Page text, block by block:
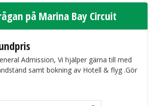
på Marina Bay Circuit
Admission, Vi hjälper gärna till med
samt bokning av Hotell & flyg .Gör